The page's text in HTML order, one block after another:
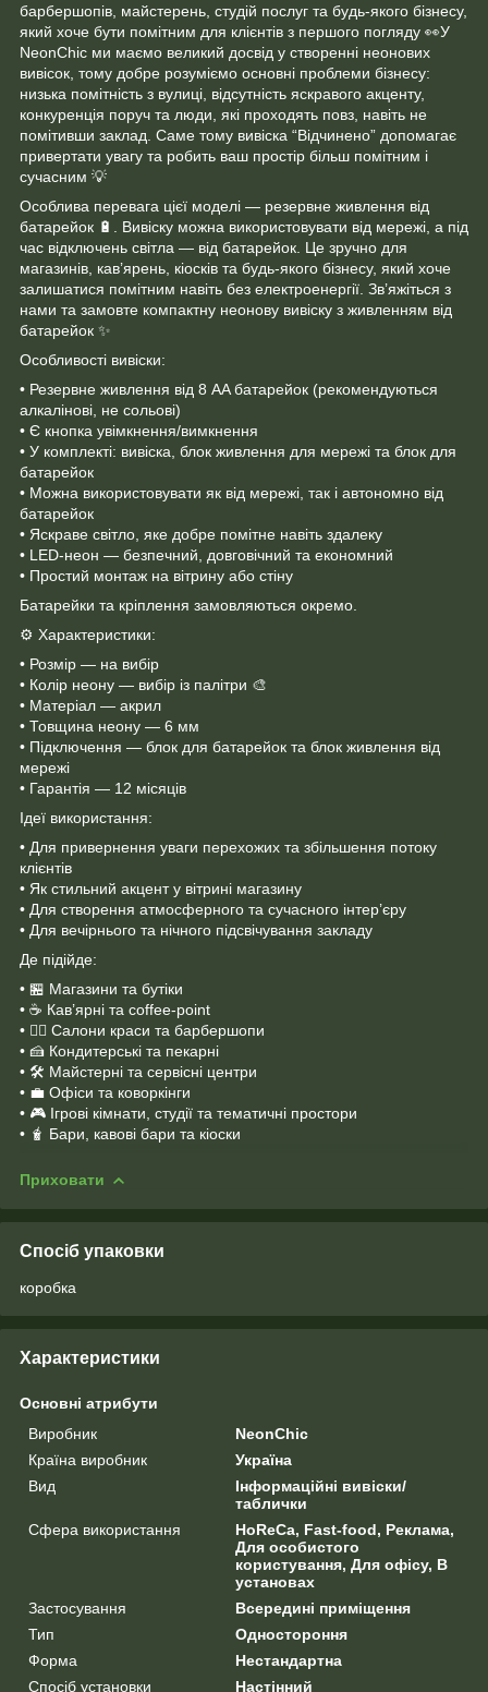
барбершопів, майстерень, студій послуг та будь-якого бізнесу,
який хоче бути помітним для клієнтів з першого погляду 👀У
NeonChic ми маємо великий досвід у створенні неонових
вивісок, тому добре розуміємо основні проблеми бізнесу:
низька помітність з вулиці, відсутність яскравого акценту,
конкуренція поруч та люди, які проходять повз, навіть не
помітивши заклад. Саме тому вивіска “Відчинено” допомагає
привертати увагу та робить ваш простір більш помітним і
сучасним 💡
Особлива перевага цієї моделі — резервне живлення від
батарейок 🔋. Вивіску можна використовувати від мережі, а під
час відключень світла — від батарейок. Це зручно для
магазинів, кав’ярень, кіосків та будь-якого бізнесу, який хоче
залишатися помітним навіть без електроенергії. Зв’яжіться з
нами та замовте компактну неонову вивіску з живленням від
батарейок ✨
Особливості вивіски:
• Резервне живлення від 8 AA батарейок (рекомендуються
алкалінові, не сольові)
• Є кнопка увімкнення/вимкнення
• У комплекті: вивіска, блок живлення для мережі та блок для
батарейок
• Можна використовувати як від мережі, так і автономно від
батарейок
• Яскраве світло, яке добре помітне навіть здалеку
• LED-неон — безпечний, довговічний та економний
• Простий монтаж на вітрину або стіну
Батарейки та кріплення замовляються окремо.
⚙️ Характеристики:
• Розмір — на вибір
• Колір неону — вибір із палітри 🎨
• Матеріал — акрил
• Товщина неону — 6 мм
• Підключення — блок для батарейок та блок живлення від
мережі
• Гарантія — 12 місяців
Ідеї використання:
• Для привернення уваги перехожих та збільшення потоку
клієнтів
• Як стильний акцент у вітрині магазину
• Для створення атмосферного та сучасного інтер’єру
• Для вечірнього та нічного підсвічування закладу
Де підійде:
• 🏪 Магазини та бутіки
• ☕ Кав’ярні та coffee-point
• 💇‍♀️ Салони краси та барбершопи
• 🍰 Кондитерські та пекарні
• 🛠 Майстерні та сервісні центри
• 💼 Офіси та коворкінги
• 🎮 Ігрові кімнати, студії та тематичні простори
• 🧋 Бари, кавові бари та кіоски
Приховати
Спосіб упаковки
коробка
Характеристики
Основні атрибути
Виробник
NeonChic
Країна виробник
Україна
Вид
Інформаційні вивіски/
таблички
Сфера використання
HoReCa, Fast-food, Реклама,
Для особистого
користування, Для офісу, В
установах
Застосування
Всередині приміщення
Тип
Одностороння
Форма
Нестандартна
Спосіб установки
Настінний